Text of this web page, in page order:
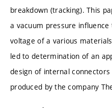
breakdown (tracking). This
a vacuum pressure
voltage of a various
led to determination of an
design of internal
produced by the company